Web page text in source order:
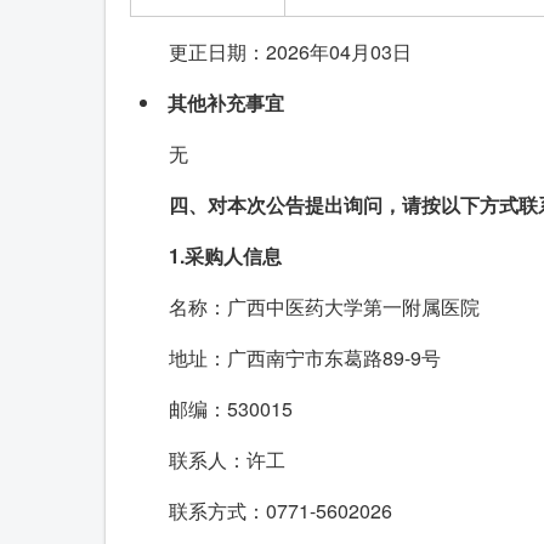
更正日期：2026年04月03日
其他补充事宜
无
四、对本次公告提出询问，请按以下方式联
1.采购人信息
名称：广西中医药大学第一附属医院
地址：广西南宁市东葛路89-9号
邮编：530015
联系人：许工
联系方式：0771-5602026